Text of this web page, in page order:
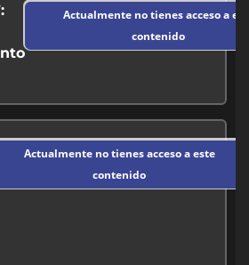
Actualmente no tienes acceso a
contenido
Actualmente no tienes acceso a este
contenido